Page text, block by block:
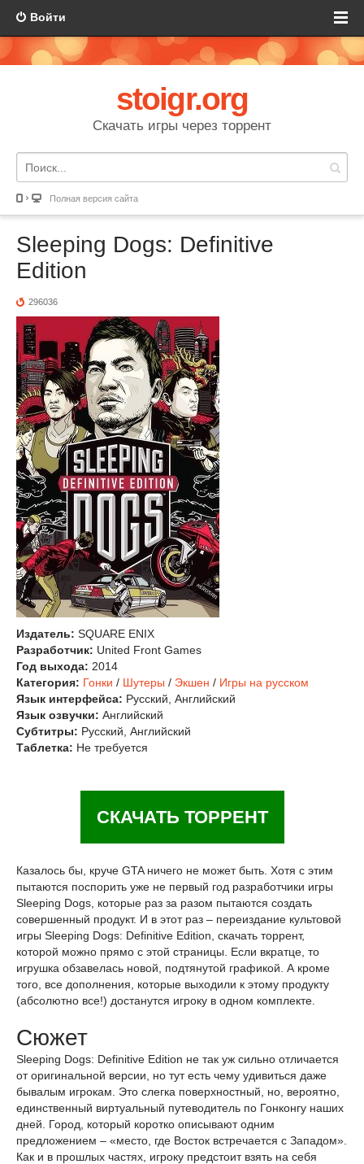
Войти
stoigr.org
Скачать игры через торрент
Полная версия сайта
Sleeping Dogs: Definitive
Edition
296036
Издатель: SQUARE ENIX
Разработчик: United Front Games
Год выхода: 2014
Категория: Гонки / Шутеры / Экшен / Игры на русском
Язык интерфейса: Русский, Английский
Язык озвучки: Английский
Субтитры: Русский, Английский
Таблетка: Не требуется
СКАЧАТЬ ТОРРЕНТ
Казалось бы, круче GTA ничего не может быть. Хотя с этим
пытаются поспорить уже не первый год разработчики игры
Sleeping Dogs, которые раз за разом пытаются создать
совершенный продукт. И в этот раз – переиздание культовой
игры Sleeping Dogs: Definitive Edition, скачать торрент,
которой можно прямо с этой страницы. Если вкратце, то
игрушка обзавелась новой, подтянутой графикой. А кроме
того, все дополнения, которые выходили к этому продукту
(абсолютно все!) достанутся игроку в одном комплекте.
Сюжет
Sleeping Dogs: Definitive Edition не так уж сильно отличается
от оригинальной версии, но тут есть чему удивиться даже
бывалым игрокам. Это слегка поверхностный, но, вероятно,
единственный виртуальный путеводитель по Гонконгу наших
дней. Город, который коротко описывают одним
предложением – «место, где Восток встречается с Западом».
Как и в прошлых частях, игроку предстоит взять на себя